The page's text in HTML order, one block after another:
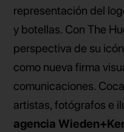
representación del
y botellas. Con The
perspectiva de su
como nueva firma
comunicaciones.
artistas, fotógrafos e
agencia